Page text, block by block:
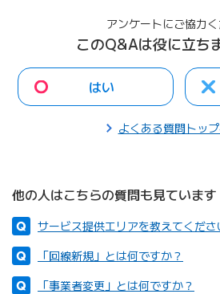
アンケートにご協力
このQ&Aは役に立ち
はい
よくある質問トッ
他の人はこちらの質問も見ています
サービス提供エリアを教えてくださ
「回線新規」とは何ですか？
「事業者変更」とは何ですか？